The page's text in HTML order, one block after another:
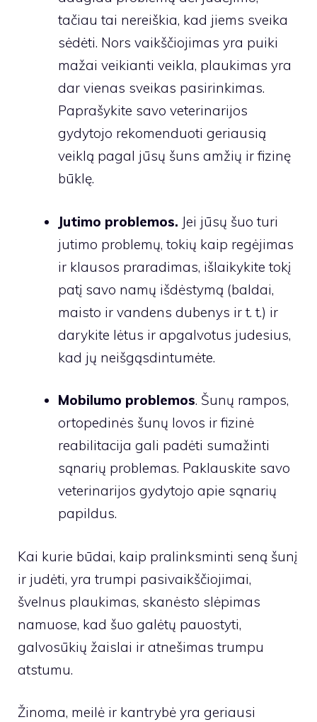
tačiau tai nereiškia, kad jiems sveika
sėdėti. Nors vaikščiojimas yra puiki
mažai veikianti veikla, plaukimas yra
dar vienas sveikas pasirinkimas.
Paprašykite savo veterinarijos
gydytojo rekomenduoti geriausią
veiklą pagal jūsų šuns amžių ir fizinę
būklę.
Jutimo problemos. Jei jūsų šuo turi
jutimo problemų, tokių kaip regėjimas
ir klausos praradimas, išlaikykite tokį
patį savo namų išdėstymą (baldai,
maisto ir vandens dubenys ir t. t.) ir
darykite lėtus ir apgalvotus judesius,
kad jų neišgąsdintumėte.
Mobilumo problemos. Šunų rampos,
ortopedinės šunų lovos ir fizinė
reabilitacija gali padėti sumažinti
sąnarių problemas. Paklauskite savo
veterinarijos gydytojo apie sąnarių
papildus.
Kai kurie būdai, kaip pralinksminti seną šunį
ir judėti, yra trumpi pasivaikščiojimai,
švelnus plaukimas, skanėsto slėpimas
namuose, kad šuo galėtų pauostyti,
galvosūkių žaislai ir atnešimas trumpu
atstumu.
Žinoma, meilė ir kantrybė yra geriausi